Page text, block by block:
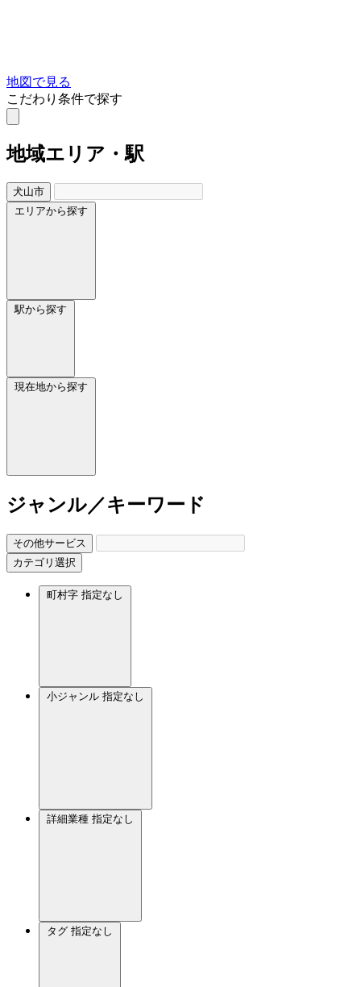
地図で見る
こだわり条件で探す
地域エリア・駅
犬山市
エリアから探す
駅から探す
現在地から探す
ジャンル／キーワード
その他サービス
カテゴリ選択
町村字 指定なし
小ジャンル 指定なし
詳細業種 指定なし
タグ 指定なし